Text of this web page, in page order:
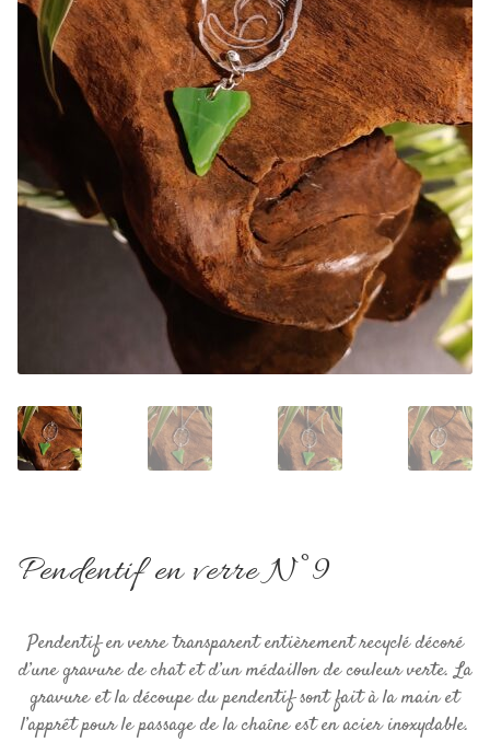
Pendentif en verre N°9
Pendentif en verre transparent entièrement recyclé décoré
d’une gravure de chat et d’un médaillon de couleur verte. La
gravure et la découpe du pendentif sont fait à la main et
l’apprêt pour le passage de la chaîne est en acier inoxydable.